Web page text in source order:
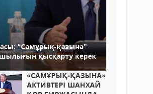
“Самұрық-қазына”
қысқарту керек
«САМҰРЫҚ-ҚАЗЫНА»
АКТИВТЕРІ ШАНХАЙ